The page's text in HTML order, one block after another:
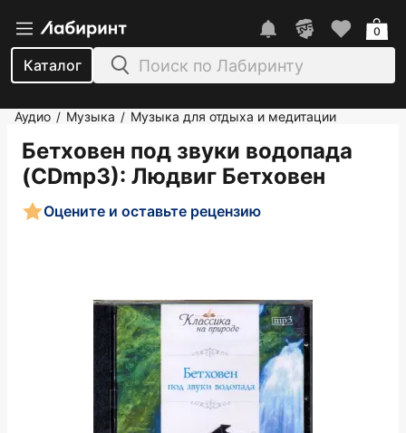
Каталог
0
Аудио / Музыка / Музыка для отдыха и медитации
Бетховен под звуки водопада
(CDmp3): Людвиг Бетховен
Оцените и оставьте рецензию